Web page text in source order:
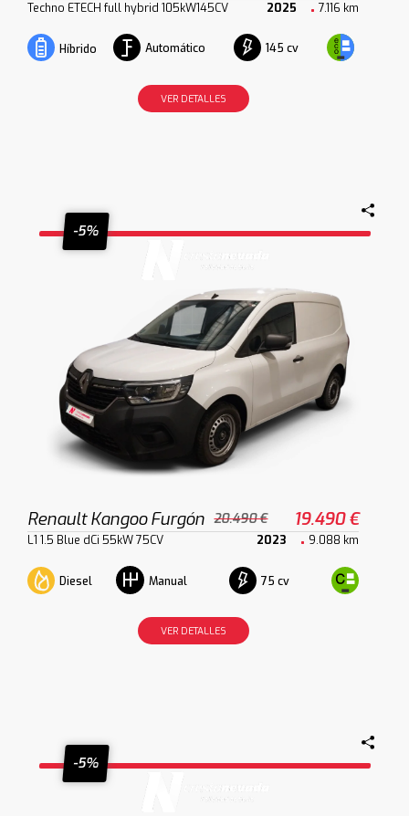
Techno ETECH full hybrid 105kW145CV 2025 7.116 km
Híbrido Automático 145 cv
VER DETALLES
-5%
Renault Kangoo Furgón 20.490 € 19.490 €
L1 1.5 Blue dCi 55kW 75CV 2023 9.088 km
Diesel Manual 75 cv
VER DETALLES
-5%